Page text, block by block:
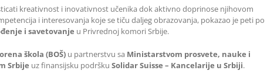
kreativnost i inovativnost učenika dok aktivno doprinose njihovom
i interesovanja koje se tiču daljeg obrazovanja, pokazao je peti po
i savetovanje u Privrednoj komori Srbije.
škola (BOŠ) u partnerstvu sa Ministarstvom prosvete, nauke i
Srbije uz finansijsku podršku Solidar Suisse – Kancelarije u Srbiji.